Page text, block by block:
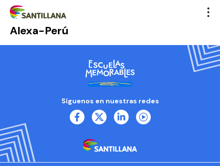
Alexa-Perú
Síguenos en nuestras redes